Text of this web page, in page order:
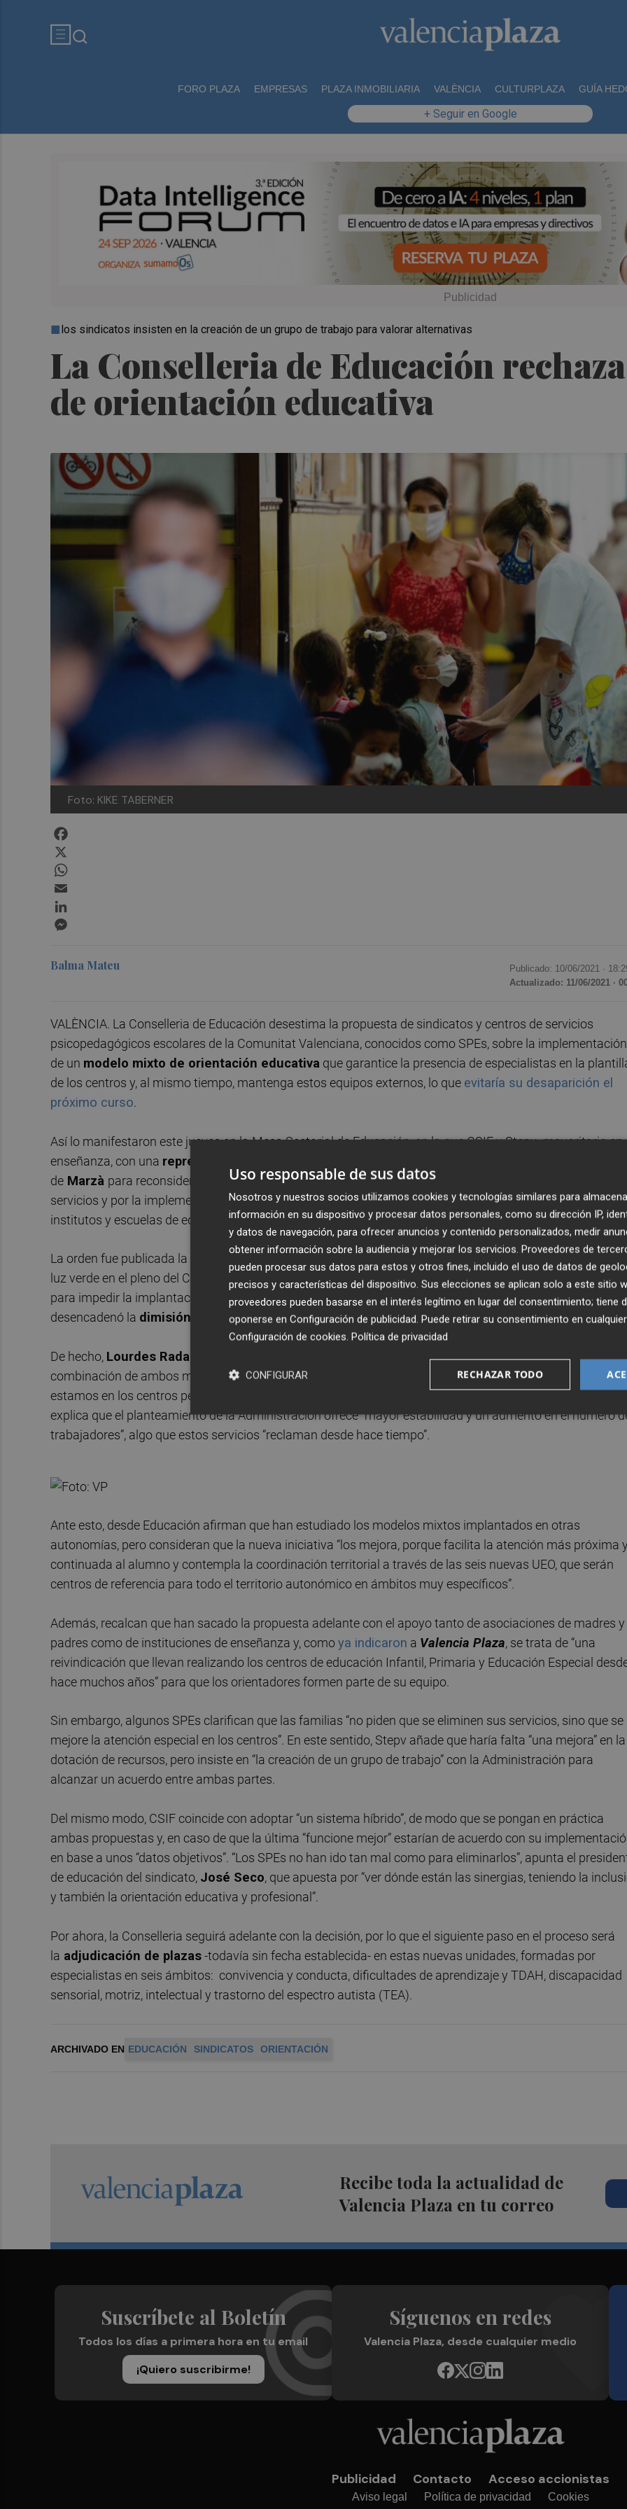
FORO PLAZA EMPRESAS PLAZA INMOBILIARIA VALÈNCIA CULTURPLAZA GUÍA
+ Seguir en Google
La Conselleria de Educación
de orientación educativa
los sindicatos insisten en la creación de un grupo de trabajo para valorar alternativas
Foto: KIKE TABERNER
Balma Mateu Publicado: 10/06/2021 ·
Actualizado: 11/06/2021 ·
VALÈNCIA. La Conselleria de Educación desestima la propuesta de sindicatos y centros de servicios
psicopedagógicos escolares de la Comunitat Valenciana, conocidos como SPEs, sobre la implementación
de un modelo mixto de orientación educativa que garantice la presencia de especialistas en la
de los centros y, al mismo tiempo, mantenga estos equipos externos, lo que evitaría su desaparición el
próximo curso.
Así lo manifestaron este jueves en la Mesa Sectorial de Educación, en la que CSIF y Stepv -mayoritario en
enseñanza, con una representación autonómica del 53,8%
de Marzà para reconsiderar el despliegue del nuevo modelo, que apuesta por la disolución de estos
servicios y por la implementación de unidades especializadas de orientación (UEO) en los colegios,
institutos y escuelas de educación especial valencianas.
La orden fue publicada la semana pasada en el Diari Oficial de la Generalitat Valenciana (DOGV) tras
luz verde en el pleno del Consell. Con todo, SPEs y sindicatos comenzaron meses atrás la carrera de fondo
para impedir la implantación de esta medida, recogida en enero en un proyecto de decreto, que
desencadenó la dimisión de 24 de 34 dirigentesde dichas plataformas hace apenas cuatro días.
De hecho, Lourdes Rada , directora del SPE de Altea que abandonó su cargo, asegura a este diario que la
combinación de ambos modelos “no es incompatible”, puesto que, según alega, “los orientadores ya
estamos en los centros permanentemente y nos reunimos para organizar los criterios”. Del mismo modo,
explica que el planteamiento de la Administración ofrece “mayor estabilidad y un aumento en el número
trabajadores”, algo que estos servicios “reclaman desde hace tiempo”.
Ante esto, desde Educación afirman que han estudiado los modelos mixtos implantados en otras
autonomías, pero consideran que la nueva iniciativa “los mejora, porque facilita la atención más próxima y
continuada al alumno y contempla la coordinación territorial a través de las seis nuevas UEO, que serán
centros de referencia para todo el territorio autonómico en ámbitos muy específicos”.
Además, recalcan que han sacado la propuesta adelante con el apoyo tanto de asociaciones de madres y
padres como de instituciones de enseñanza y, comoya indicaron a Valencia Plaza, se trata de “una
reivindicación que llevan realizando los centros de educación Infantil, Primaria y Educación Especial
hace muchos años” para que los orientadores formen parte de su equipo.
Sin embargo, algunos SPEs clarifican que las familias “no piden que se eliminen sus servicios, sino que se
mejore la atención especial en los centros”. En este sentido, Stepv añade que haría falta “una mejora” en la
dotación de recursos, pero insiste en “la creación de un grupo de trabajo” con la Administración para
alcanzar un acuerdo entre ambas partes.
Del mismo modo, CSIF coincide con adoptar “un sistema híbrido”, de modo que se pongan en práctica
ambas propuestas y, en caso de que la última “funcione mejor” estarían de acuerdo con su
en base a unos “datos objetivos”. “Los SPEs no han ido tan mal como para eliminarlos”, apunta el
de educación del sindicato, José Seco, que apuesta por “ver dónde están las sinergias, teniendo la
y también la orientación educativa y profesional”.
Por ahora, la Conselleria seguirá adelante con la decisión, por lo que el siguiente paso en el proceso será
la adjudicación de plazas-todavía sin fecha establecida- en estas nuevas unidades, formadas por
especialistas en seis ámbitos: convivencia y conducta, dificultades de aprendizaje y TDAH, discapacidad
sensorial, motriz, intelectual y trastorno del espectro autista (TEA).
ARCHIVADO EN EDUCACIÓN SINDICATOS ORIENTACIÓN
Recibe toda la actualidad de
Valencia Plaza en tu correo
Suscríbete al Boletín
Todos los días a primera hora en tu email
¡Quiero suscribirme!
Síguenos en redes
Valencia Plaza, desde cualquier medio
Publicidad Contacto Acceso accionistas
Aviso legal Política de privacidad Cookies
Uso responsable de sus datos
Nosotros y nuestros socios utilizamos cookies y tecnologías similares para
información en su dispositivo y procesar datos personales, como su dirección IP,
y datos de navegación, para ofrecer anuncios y contenido personalizados, medir
obtener información sobre la audiencia y mejorar los servicios. Proveedores de
pueden procesar sus datos para estos y otros fines, incluido el uso de datos de
precisos y características del dispositivo. Sus elecciones se aplican solo a este sitio
proveedores pueden basarse en el interés legítimo en lugar del consentimiento; tiene
oponerse en Configuración de publicidad. Puede retirar su consentimiento en
Configuración de cookies. Política de privacidad
RECHAZAR TODO
CONFIGURAR